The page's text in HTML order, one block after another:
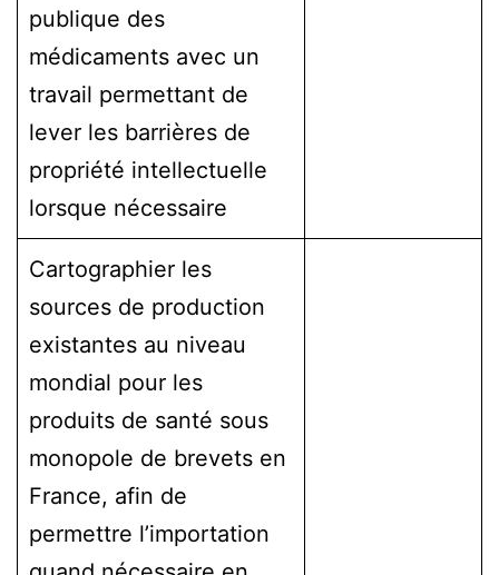
publique des
médicaments avec un
travail permettant de
lever les barrières de
propriété intellectuelle
lorsque nécessaire
Cartographier les
sources de production
existantes au niveau
mondial pour les
produits de santé sous
monopole de brevets en
France, afin de
permettre l’importation